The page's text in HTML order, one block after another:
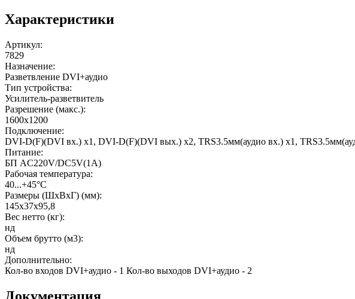
Характеристики
Артикул:
7829
Назначение:
Разветвление DVI+аудио
Тип устройства:
Усилитель-разветвитель
Разрешение (макс.):
1600х1200
Подключение:
DVI-D(F)(DVI вх.) х1, DVI-D(F)(DVI вых.) х2, TRS3.5мм(аудио вх.) х1,
Питание:
БП AC220V/DC5V(1A)
Рабочая температура:
­40...+45°С
Размеры (ШхВхГ) (мм):
145х37х95,8
Вес нетто (кг):
нд
Объем брутто (м3):
нд
Дополнительно:
Кол-во входов DVI+аудио - 1 Кол-во выходов DVI+аудио - 2